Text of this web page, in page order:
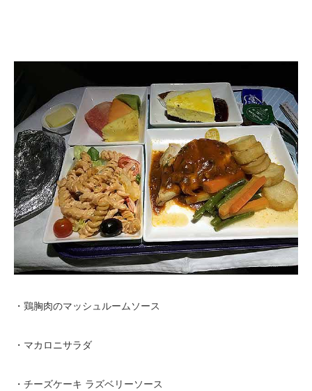
・鶏胸肉のマッシュルームソース
・マカロニサラダ
・チーズケーキ ラズベリーソース